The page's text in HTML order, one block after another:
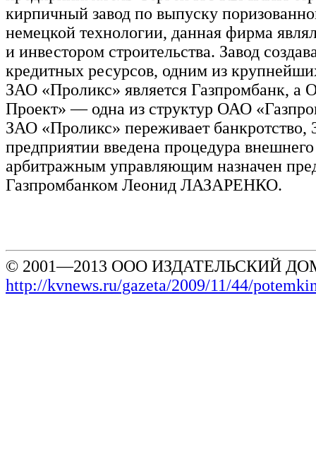
кирпичный завод по выпуску
немецкой технологии, данная фирма
и инвестором строительства. Завод
кредитных ресурсов, одним из
ЗАО «Проликс» является Газпромбанк, а
Проект» — одна из структур ОАО
ЗАО «Проликс» переживает банкротство,
предприятии введена процедура
арбитражным управляющим назначен
Газпромбанком Леонид ЛАЗАРЕНКО.
© 2001—2013 ООО ИЗДАТЕЛЬСКИЙ
http://kvnews.ru/gazeta/2009/11/44/